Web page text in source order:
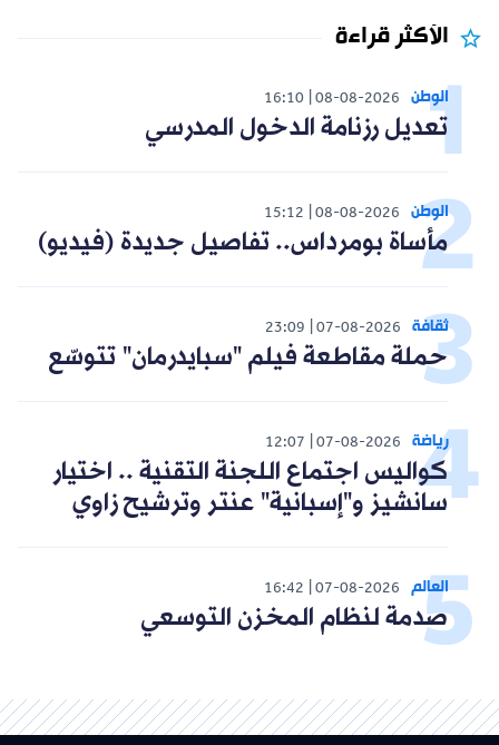
الأكثر قراءة
الوطن 08-08-2026
16:10
تعديل رزنامة الدخول المدرسي
الوطن 08-08-2026
15:12
مأساة بومرداس.. تفاصيل جديدة (فيديو)
ثقافة 07-08-2026
23:09
حملة مقاطعة فيلم "سبايدرمان" تتوسّع
رياضة 07-08-2026
12:07
كواليس اجتماع اللجنة التقنية .. اختيار
سانشيز و"إسبانية" عنتر وترشيح زاوي
العالم 07-08-2026
16:42
صدمة لنظام المخزن التوسعي